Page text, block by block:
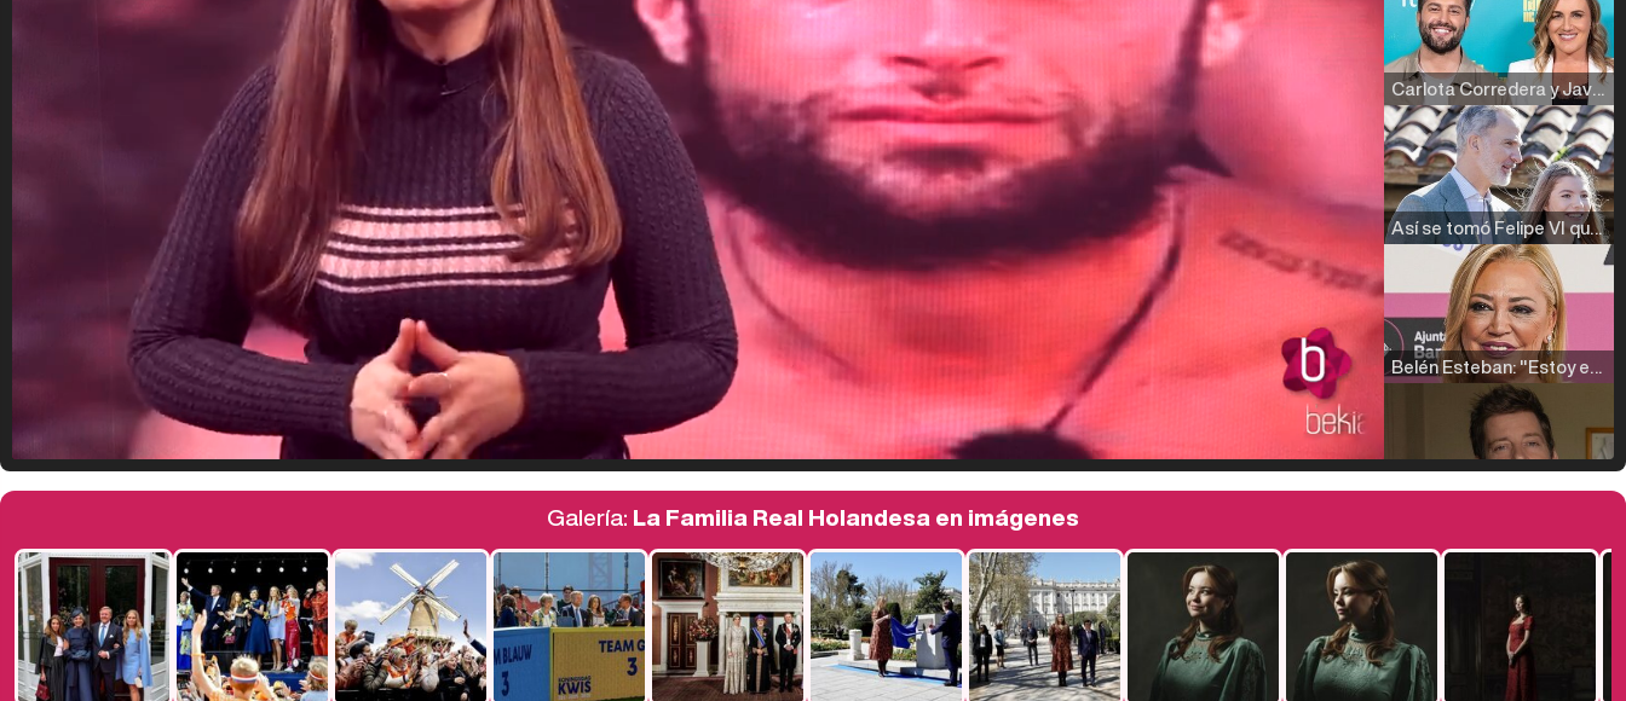
Carlota Corredera y Javier de Hoyos: "La tele tiene que representar al público también y aquí están todos los perfiles posibles&quo;
Así se tomó Felipe VI que la Infanta Sofía no quisiera recibir formación militar
Belén Esteban: "Estoy emocionada, muy contenta y muy feliz por llegar a RTVE"
Galería: La Familia Real Holandesa en imágenes